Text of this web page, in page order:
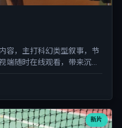
容，主打科幻类型叙事，节
端随时在线观看，带来沉浸
新片